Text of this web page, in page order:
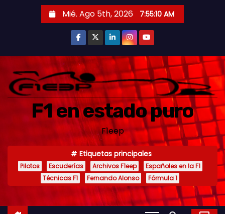
i
Mié. Ago 5th, 2026 7:55:12 AM
F1 en estado puro
F1eep
Etiquetas principales
Pilotos Escuderías Archivos F1eep
Españoles en la F1
Técnicas F1
Fernando Alonso Fórmula 1